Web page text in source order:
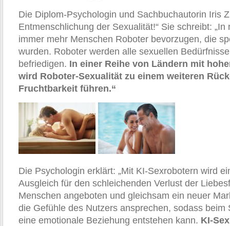
Die Diplom-Psychologin und Sachbuchautorin Iris
Entmenschlichung der Sexualität!“ Sie schreibt:
immer mehr Menschen Roboter bevorzugen, die
wurden. Roboter werden alle sexuellen
befriedigen. In einer Reihe von Ländern mit
wird Roboter-Sexualität zu einem weiteren
Fruchtbarkeit führen.“
Die Psychologin erklärt: „Mit KI-Sexrobotern wird
Ausgleich für den schleichenden Verlust der
Menschen angeboten und gleichsam ein neuer
die Gefühle des Nutzers ansprechen, sodass beim
eine emotionale Beziehung entstehen kann. KI-